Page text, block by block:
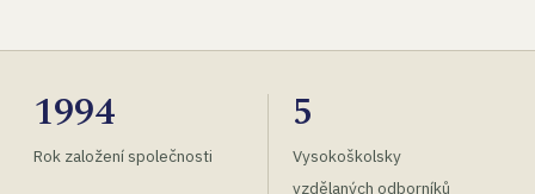
1994
Rok založení společnosti
5
Vysokoškolsky
vzdělaných odborníků